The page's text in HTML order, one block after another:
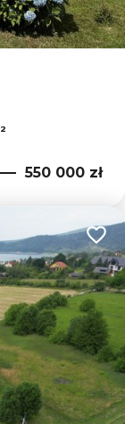
2
550 000 zł